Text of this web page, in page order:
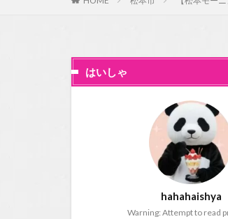
はいしゃ
hahahaishya
Warning: Attempt to read